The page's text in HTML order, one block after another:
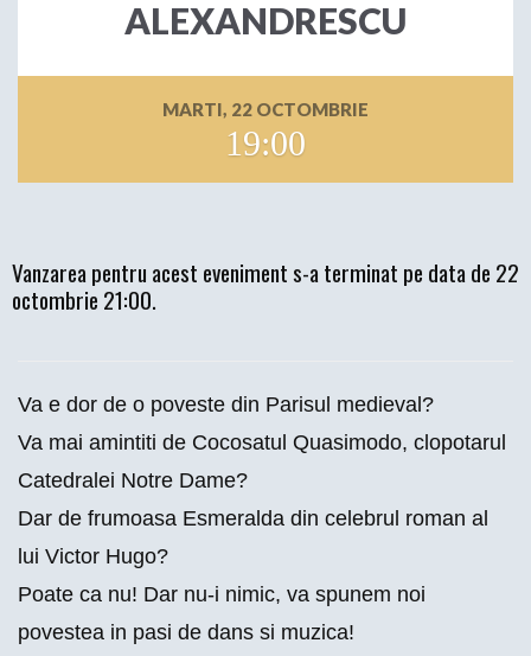
ALEXANDRESCU
MARTI, 22 OCTOMBRIE
19:00
Vanzarea pentru acest eveniment s-a terminat pe data de 22
octombrie 21:00.
Va e dor de o poveste din Parisul medieval?
Va mai amintiti de Cocosatul Quasimodo, clopotarul
Catedralei Notre Dame?
Dar de frumoasa Esmeralda din celebrul roman al
lui Victor Hugo?
Poate ca nu! Dar nu-i nimic, va spunem noi
povestea in pasi de dans si muzica!